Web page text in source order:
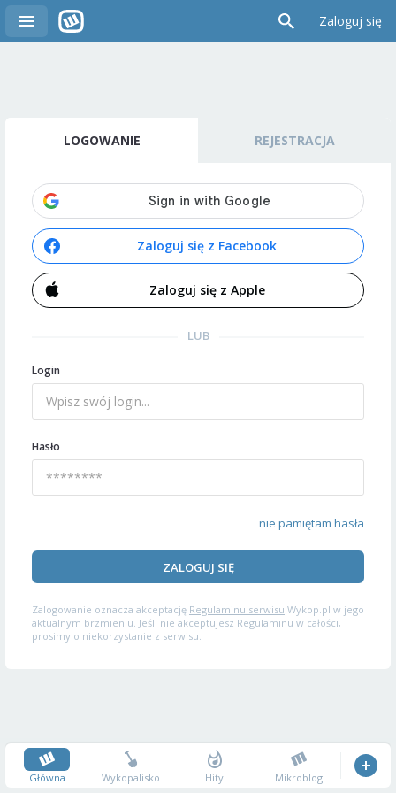
Zaloguj się
LOGOWANIE REJESTRACJA
Zaloguj się z Facebook
Zaloguj się z Apple
LUB
Login
Hasło
nie pamiętam hasła
ZALOGUJ SIĘ
Zalogowanie oznacza akceptację Regulaminu serwisu Wykop.pl w jego
aktualnym brzmieniu. Jeśli nie akceptujesz Regulaminu w całości,
prosimy o niekorzystanie z serwisu.
Główna Wykopalisko Hity Mikroblog